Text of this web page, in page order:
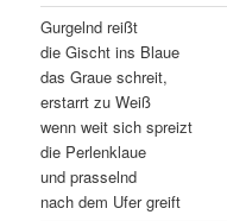
Gurgelnd reißt
die Gischt ins Blaue
das Graue schreit,
erstarrt zu Weiß
wenn weit sich spreizt
die Perlenklaue
und prasselnd
nach dem Ufer greift